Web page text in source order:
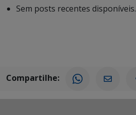
Sem posts recentes disponíveis.
Compartilhe: